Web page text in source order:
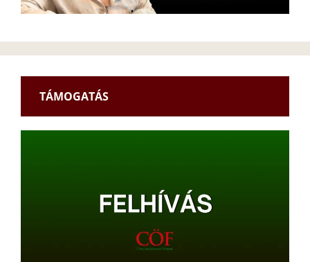
TÁMOGATÁS